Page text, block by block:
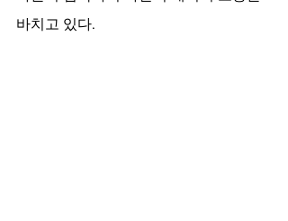
바치고 있다.